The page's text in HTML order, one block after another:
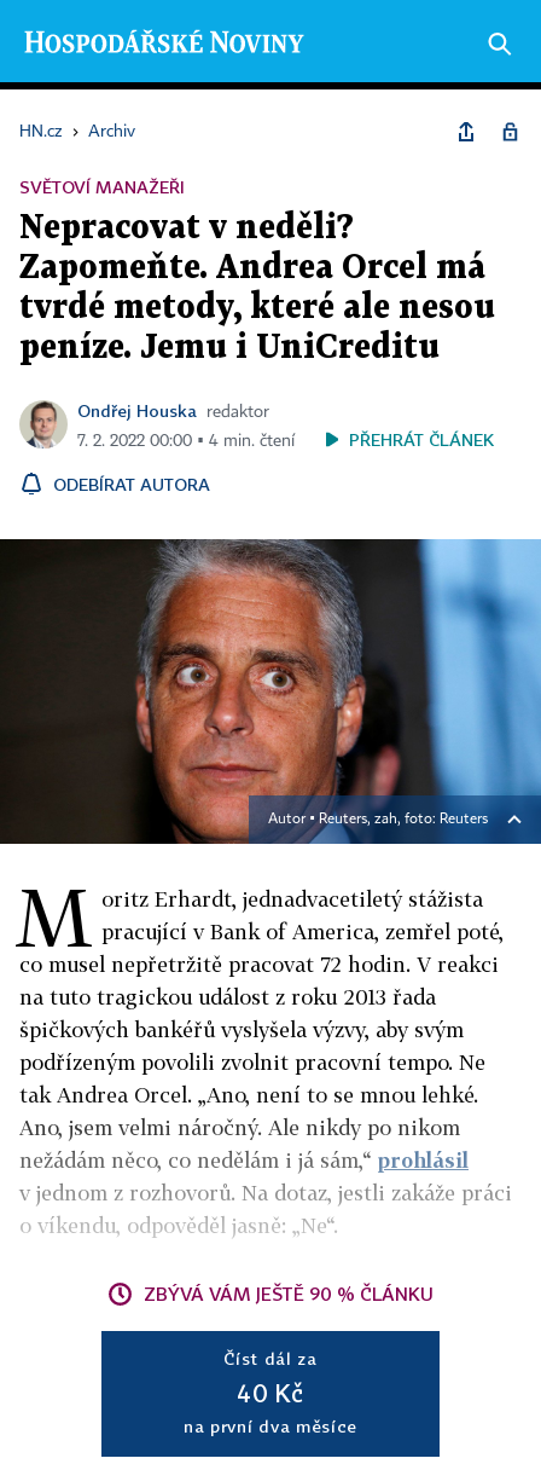
HN.cz › Archiv
SVĚTOVÍ MANAŽEŘI
Nepracovat v neděli?
Zapomeňte. Andrea Orcel má
tvrdé metody, které ale nesou
peníze. Jemu i UniCreditu
Ondřej Houska
redaktor
7. 2. 2022 00:00 ▪ 4 min. čtení
PŘEHRÁT ČLÁNEK
ODEBÍRAT AUTORA
Autor ▪Reuters, zah, foto: Reuters
M oritz Erhardt, jednadvacetiletý stážista
pracující v Bank of America, zemřel poté,
co musel nepřetržitě pracovat 72 hodin. V reakci
na tuto tragickou událost z roku 2013 řada
špičkových bankéřů vyslyšela výzvy, aby svým
podřízeným povolili zvolnit pracovní tempo. Ne
tak Andrea Orcel. „Ano, není to se mnou lehké.
Ano, jsem velmi náročný. Ale nikdy po nikom
nežádám něco, co nedělám i já sám,“ prohlásil
v jednom z rozhovorů. Na dotaz, jestli zakáže práci
o víkendu, odpověděl jasně: „Ne“.
ZBÝVÁ VÁM JEŠTĚ 90 % ČLÁNKU
Číst dál za
40 Kč
na první dva měsíce